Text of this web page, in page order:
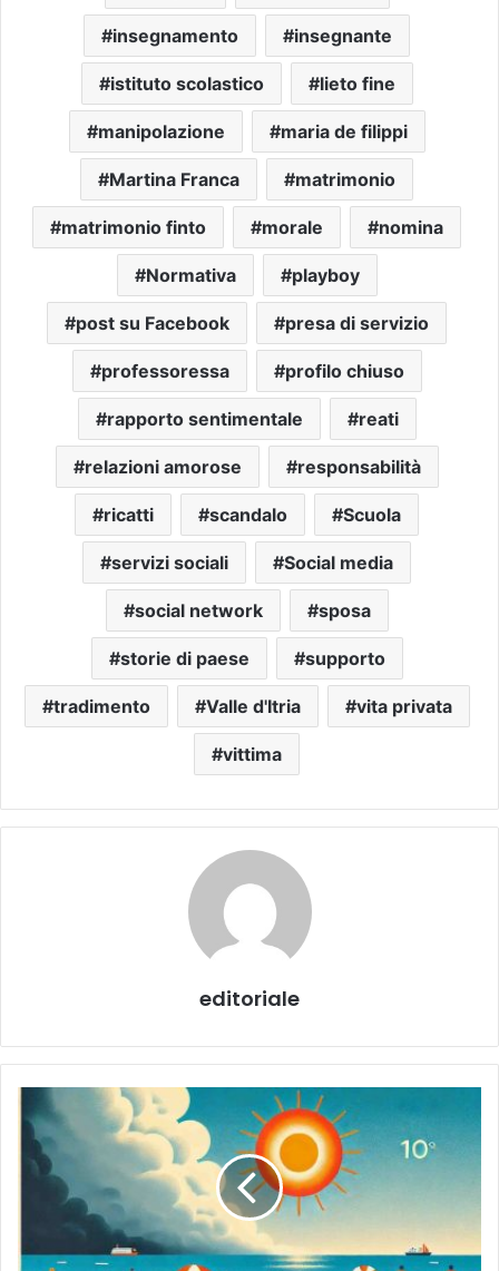
insegnamento insegnante
istituto scolastico lieto fine
manipolazione maria de filippi
Martina Franca matrimonio
matrimonio finto morale nomina
Normativa playboy
post su Facebook presa di servizio
professoressa profilo chiuso
rapporto sentimentale reati
relazioni amorose responsabilità
ricatti scandalo Scuola
servizi sociali Social media
social network sposa
storie di paese supporto
tradimento Valle d'Itria vita privata
vittima
editoriale
estremo
Puglia:
40